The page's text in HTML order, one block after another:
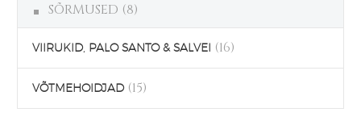
SÕRMUSED (8)
VIIRUKID, PALO SANTO & SALVEI (16)
VÕTMEHOIDJAD (15)